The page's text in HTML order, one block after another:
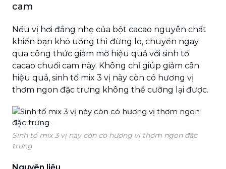
cam
Nếu vị hơi đắng nhẹ của bột cacao nguyên chất
khiến bạn khó uống thì đừng lo, chuyển ngay
qua công thức giảm mỡ hiệu quả với sinh tố
cacao chuối cam này. Không chỉ giúp giảm cân
hiệu quả, sinh tố mix 3 vị này còn có hương vị
thơm ngon đặc trưng không thể cưỡng lại được.
Sinh tố mix 3 vị này còn có hương vị thơm ngon đặc
trưng
Nguyên liệu